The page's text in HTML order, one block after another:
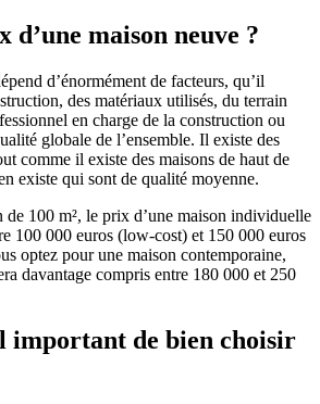
d’une maison neuve ?
d’énormément de facteurs, qu’il
des matériaux utilisés, du terrain
en charge de la construction ou
globale de l’ensemble. Il existe des
comme il existe des maisons de haut de
existe qui sont de qualité moyenne.
de 100 m², le prix d’une maison individuelle
100 000 euros (low-cost) et 150 000 euros
optez pour une maison contemporaine,
davantage compris entre 180 000 et 250
important de bien choisir